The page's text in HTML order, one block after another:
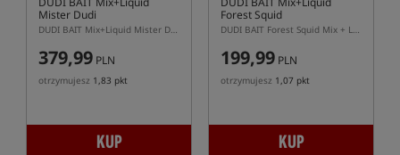
Mister Dudi
DUDI BAIT Mix+Liquid Mister Dudi 5 kg + 500 ml – zestaw do rolowania kulek squid z żurawiną
379,99 PLN
otrzymujesz 1,83 pkt
KUP
Forest Squid
DUDI BAIT Forest Squid Mix + Liquid – miks bazowy do kulek proteinowych
199,99 PLN
otrzymujesz 1,07 pkt
KUP